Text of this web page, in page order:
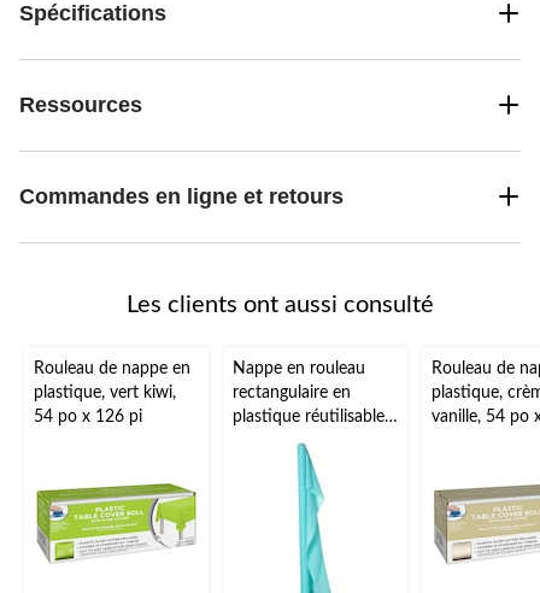
Spécifications
Ressources
Commandes en ligne et retours
Les clients ont aussi consulté
Rouleau de nappe en
plastique, vert kiwi,
54 po x 126 pi
Nappe en rouleau
rectangulaire en
plastique réutilisable,
très long, couleurs
variées, 40 x 250 pi,
pour Noël, Action de
grâce, jour de l'An,
anniversaire
Rouleau de
plastique,
vanille, 54 po